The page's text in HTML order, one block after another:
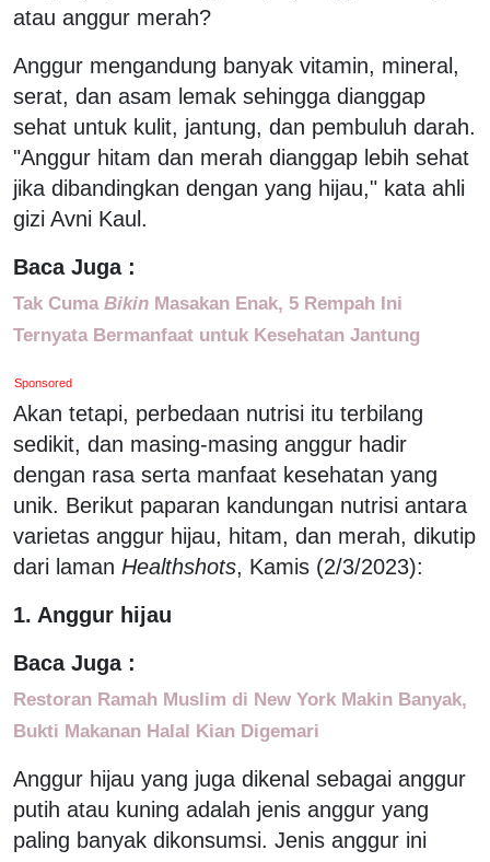
atau anggur merah?
Anggur mengandung banyak vitamin, mineral,
serat, dan asam lemak sehingga dianggap
sehat untuk kulit, jantung, dan pembuluh darah.
"Anggur hitam dan merah dianggap lebih sehat
jika dibandingkan dengan yang hijau," kata ahli
gizi Avni Kaul.
Baca Juga :
Tak Cuma Bikin Masakan Enak, 5 Rempah Ini
Ternyata Bermanfaat untuk Kesehatan Jantung
Sponsored
Akan tetapi, perbedaan nutrisi itu terbilang
sedikit, dan masing-masing anggur hadir
dengan rasa serta manfaat kesehatan yang
unik. Berikut paparan kandungan nutrisi antara
varietas anggur hijau, hitam, dan merah, dikutip
dari laman Healthshots, Kamis (2/3/2023):
1. Anggur hijau
Baca Juga :
Restoran Ramah Muslim di New York Makin Banyak,
Bukti Makanan Halal Kian Digemari
Anggur hijau yang juga dikenal sebagai anggur
putih atau kuning adalah jenis anggur yang
paling banyak dikonsumsi. Jenis anggur ini